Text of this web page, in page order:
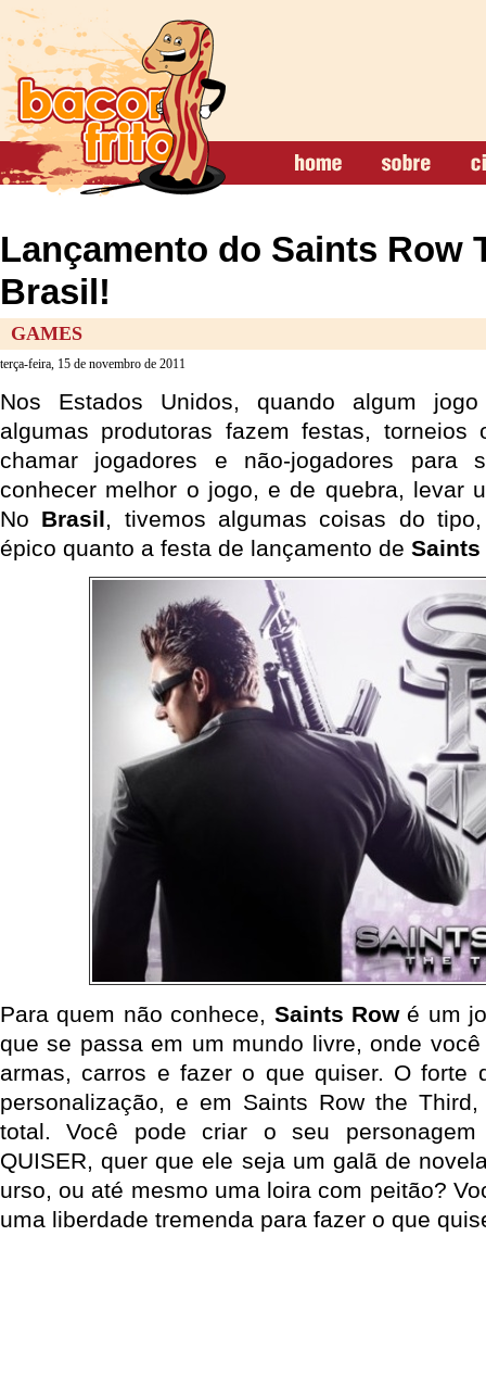
Lançamento do Saints Row
Brasil!
GAMES
terça-feira, 15 de novembro de 2011
Nos Estados Unidos, quando algum
algumas produtoras fazem festas, torneios
chamar jogadores e não-jogadores para
conhecer melhor o jogo, e de quebra, levar
No Brasil, tivemos algumas coisas do
épico quanto a festa de lançamento de Saints
Para quem não conhece, Saints Rowé um
que se passa em um mundo livre, onde
armas, carros e fazer o que quiser. O forte
personalização, e em Saints Row the
total. Você pode criar o seu personagem
QUISER, quer que ele seja um galã de
urso, ou até mesmo uma loira com peitão?
uma liberdade tremenda para fazer o que